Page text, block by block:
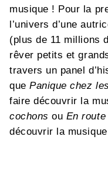
musique ! Pour la
l’univers d’une
(plus de 11 millions
rêver petits et
travers un panel
quePanique chez
faire découvrir la
cochonsou En
découvrir la